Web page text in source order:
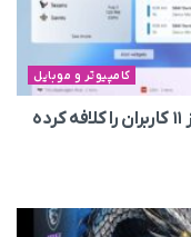
کامپیوتر و موبایل
مصرف بالای رم در برنامه Weather ویندوز ۱۱ کاربران را کلافه کرده